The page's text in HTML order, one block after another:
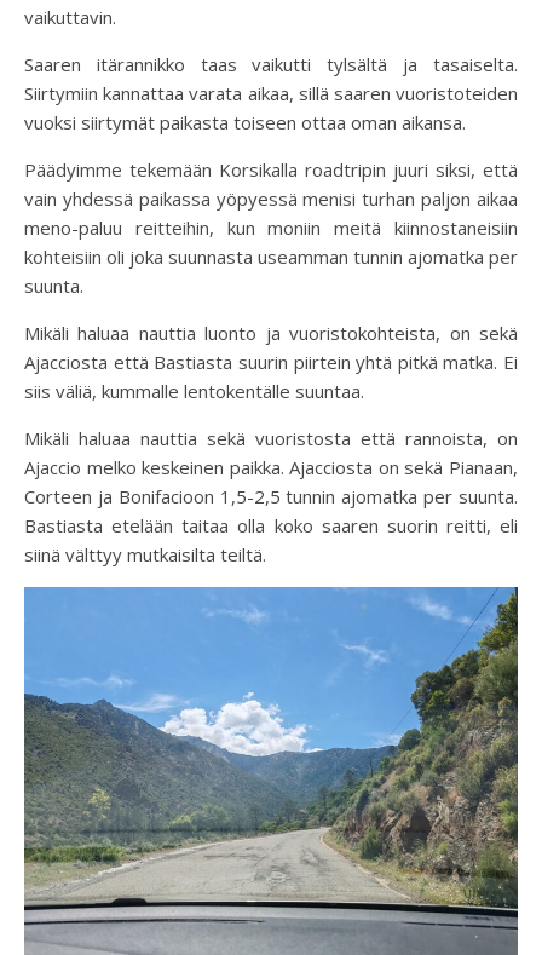
vaikuttavin.
Saaren itärannikko taas vaikutti tylsältä ja tasaiselta.
Siirtymiin kannattaa varata aikaa, sillä saaren vuoristoteiden
vuoksi siirtymät paikasta toiseen ottaa oman aikansa.
Päädyimme tekemään Korsikalla roadtripin juuri siksi, että
vain yhdessä paikassa yöpyessä menisi turhan paljon aikaa
meno-paluu reitteihin, kun moniin meitä kiinnostaneisiin
kohteisiin oli joka suunnasta useamman tunnin ajomatka per
suunta.
Mikäli haluaa nauttia luonto ja vuoristokohteista, on sekä
Ajacciosta että Bastiasta suurin piirtein yhtä pitkä matka. Ei
siis väliä, kummalle lentokentälle suuntaa.
Mikäli haluaa nauttia sekä vuoristosta että rannoista, on
Ajaccio melko keskeinen paikka. Ajacciosta on sekä Pianaan,
Corteen ja Bonifacioon 1,5-2,5 tunnin ajomatka per suunta.
Bastiasta etelään taitaa olla koko saaren suorin reitti, eli
siinä välttyy mutkaisilta teiltä.